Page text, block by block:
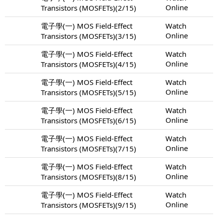
Transistors (MOSFETs)(2/15)
Online
電子學(一) MOS Field-Effect
Transistors (MOSFETs)(3/15)
Watch
Online
電子學(一) MOS Field-Effect
Transistors (MOSFETs)(4/15)
Watch
Online
電子學(一) MOS Field-Effect
Transistors (MOSFETs)(5/15)
Watch
Online
電子學(一) MOS Field-Effect
Transistors (MOSFETs)(6/15)
Watch
Online
電子學(一) MOS Field-Effect
Transistors (MOSFETs)(7/15)
Watch
Online
電子學(一) MOS Field-Effect
Transistors (MOSFETs)(8/15)
Watch
Online
電子學(一) MOS Field-Effect
Transistors (MOSFETs)(9/15)
Watch
Online